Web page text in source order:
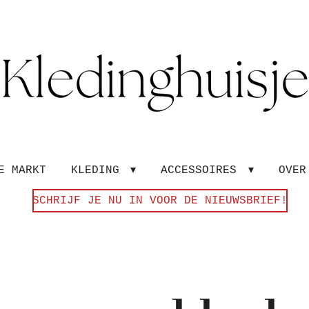
MARKT KLEDING ACCESSOIRES
SCHRIJF JE NU IN VOOR DE NIEUWSBRIEF!